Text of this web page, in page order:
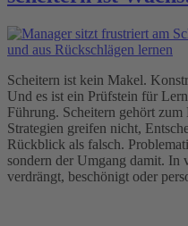
Scheitern ist kein Makel.
Und es ist ein Prüfstein für
Führung. Scheitern gehört
Strategien greifen nicht,
Rückblick als falsch.
sondern der Umgang damit. In
verdrängt, beschönigt oder